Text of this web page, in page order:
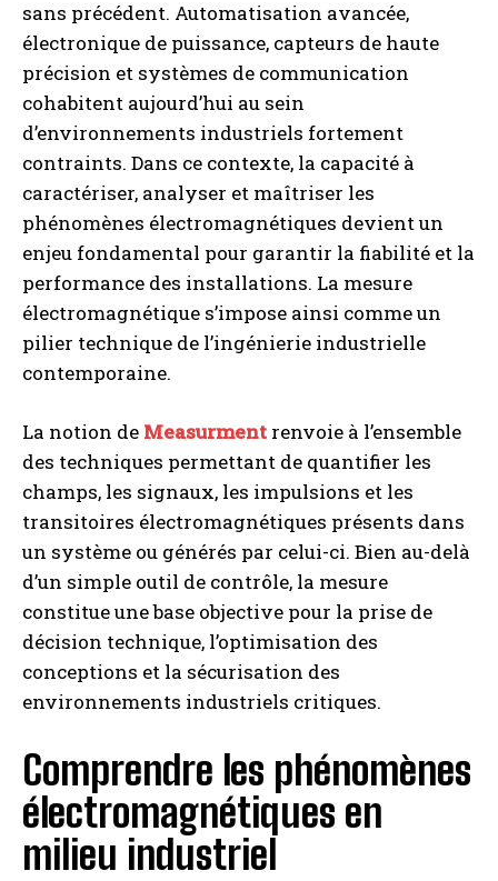
sans précédent. Automatisation avancée,
électronique de puissance, capteurs de haute
précision et systèmes de communication
cohabitent aujourd’hui au sein
d’environnements industriels fortement
contraints. Dans ce contexte, la capacité à
caractériser, analyser et maîtriser les
phénomènes électromagnétiques devient un
enjeu fondamental pour garantir la fiabilité et la
performance des installations. La mesure
électromagnétique s’impose ainsi comme un
pilier technique de l’ingénierie industrielle
contemporaine.
La notion de Measurment renvoie à l’ensemble
des techniques permettant de quantifier les
champs, les signaux, les impulsions et les
transitoires électromagnétiques présents dans
un système ou générés par celui-ci. Bien au-delà
d’un simple outil de contrôle, la mesure
constitue une base objective pour la prise de
décision technique, l’optimisation des
conceptions et la sécurisation des
environnements industriels critiques.
Comprendre les phénomènes
électromagnétiques en
milieu industriel